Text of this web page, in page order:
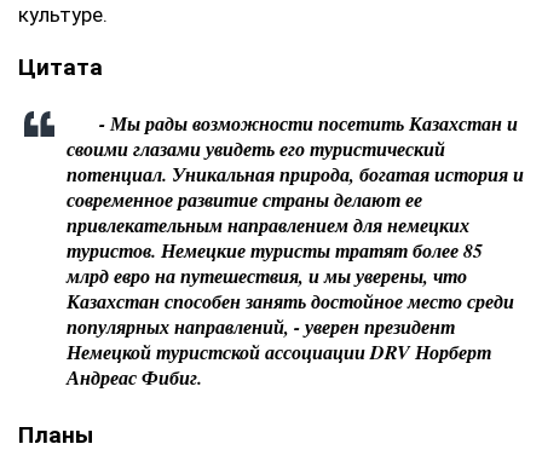
культуре.
‎Цитата
‎ - Мы рады возможности посетить Казахстан и
своими глазами увидеть его туристический
потенциал. Уникальная природа, богатая история и
современное развитие страны делают ее
привлекательным направлением для немецких
туристов. Немецкие туристы тратят более 85
млрд евро на путешествия, и мы уверены, что
Казахстан способен занять достойное место среди
популярных направлений, - уверен президент
Немецкой туристской ассоциации DRV Норберт
Андреас Фибиг.
‎Планы